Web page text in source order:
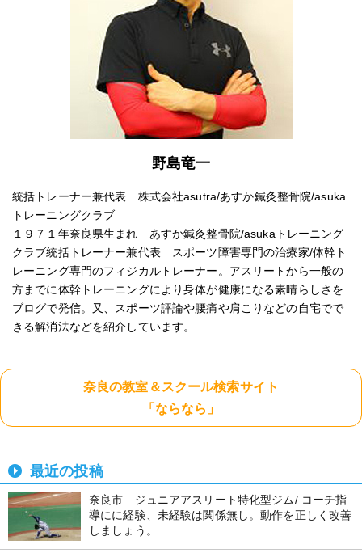
野島竜一
統括トレーナー兼代表 株式会社asutra/あすか鍼灸整骨院/asuka
トレーニングクラブ
１９７１年奈良県生まれ あすか鍼灸整骨院/asukaトレーニング
クラブ統括トレーナー兼代表 スポーツ障害専門の治療家/体幹ト
レーニング専門のフィジカルトレーナー。アスリートから一般の
方までに体幹トレーニングにより身体が健康になる素晴らしさを
ブログで発信。又、スポーツ評論や腰痛や肩こりなどの自宅でで
きる解消法などを紹介しています。
奈良の教室＆スクール検索サイト
「ならなら」
最近の投稿
奈良市 ジュニアアスリート特化型ジム/ コーチ指
導にに経験、未経験は関係無し。動作を正しく改善
しましょう。